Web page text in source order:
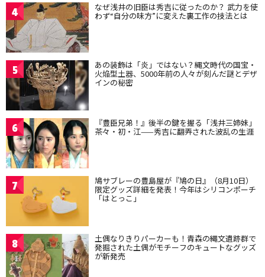
4 なぜ浅井の旧臣は秀吉に従ったのか？ 武力を使
わず“自分の味方”に変えた裏工作の技法とは
5 あの装飾は「炎」ではない？縄文時代の国宝・
火焔型土器、5000年前の人々が刻んだ謎とデザ
インの秘密
6 『豊臣兄弟！』後半の鍵を握る「浅井三姉妹」
茶々・初・江——秀吉に翻弄された波乱の生涯
7 鳩サブレーの豊島屋が『鳩の日』（8月10日）
限定グッズ詳細を発表！今年はシリコンポーチ
「はとっこ」
8 土偶なりきりパーカーも！青森の縄文遺跡群で
発掘された土偶がモチーフのキュートなグッズ
が新発売